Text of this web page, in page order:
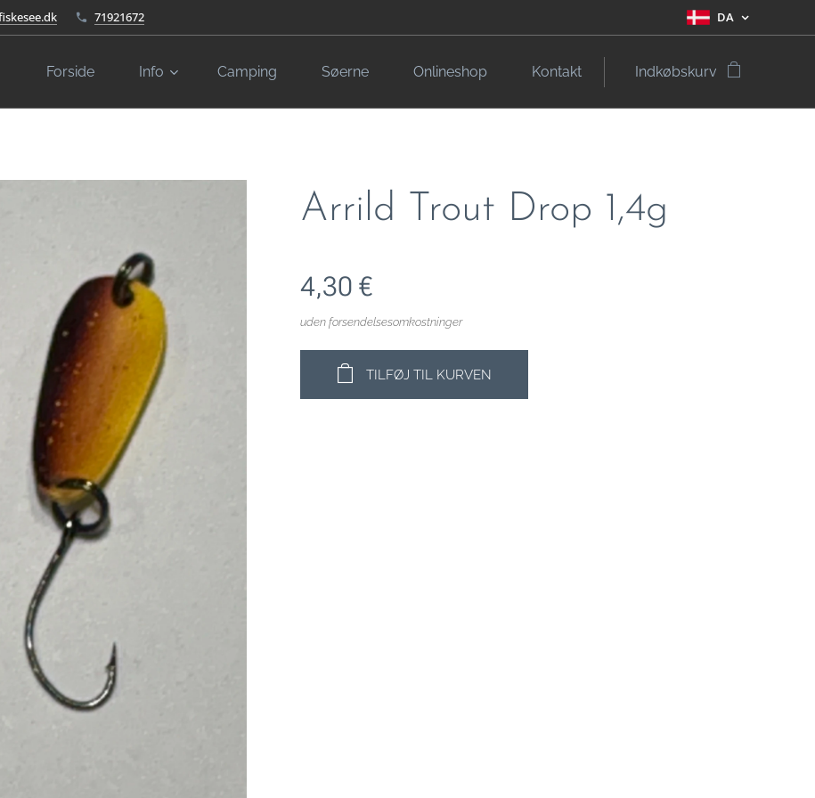
71921672 DA
Forside Info Camping Søerne Onlineshop Kontakt Indkøbskurv
Arrild Trout Drop 1,4g
4,30 €
uden forsendelsesomkostninger
TILFØJ TIL KURVEN